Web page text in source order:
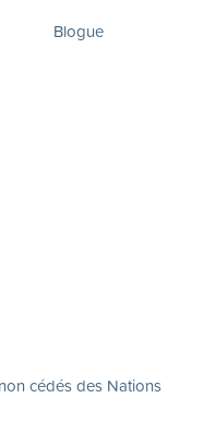
Blogue
cédés des Nations